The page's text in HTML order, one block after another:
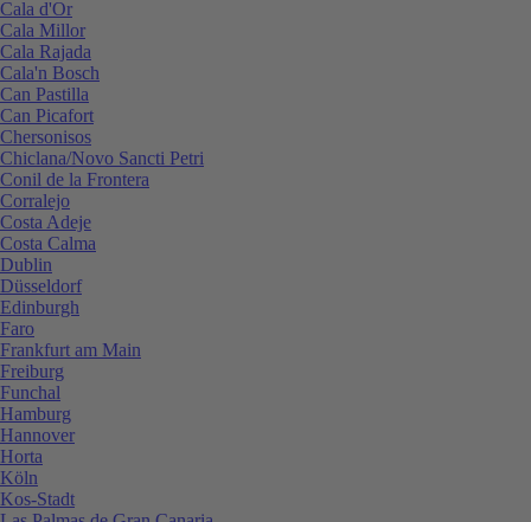
Cala d'Or
Cala Millor
Cala Rajada
Cala'n Bosch
Can Pastilla
Can Picafort
Chersonisos
Chiclana/Novo Sancti Petri
Conil de la Frontera
Corralejo
Costa Adeje
Costa Calma
Dublin
Düsseldorf
Edinburgh
Faro
Frankfurt am Main
Freiburg
Funchal
Hamburg
Hannover
Horta
Köln
Kos-Stadt